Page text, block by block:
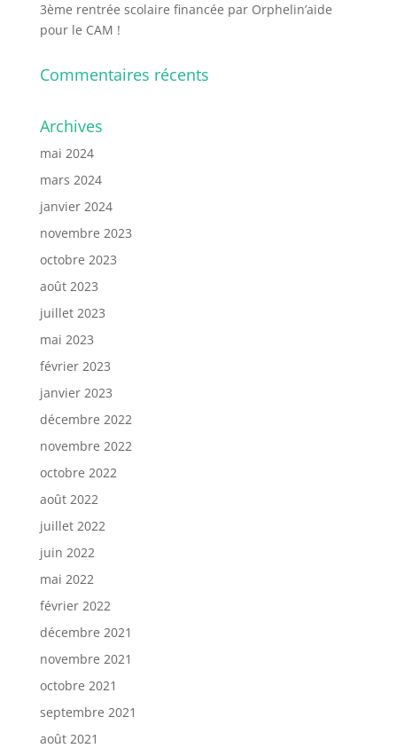
3ème rentrée scolaire financée par Orphelin’aide
pour le CAM !
Commentaires récents
Archives
mai 2024
mars 2024
janvier 2024
novembre 2023
octobre 2023
août 2023
juillet 2023
mai 2023
février 2023
janvier 2023
décembre 2022
novembre 2022
octobre 2022
août 2022
juillet 2022
juin 2022
mai 2022
février 2022
décembre 2021
novembre 2021
octobre 2021
septembre 2021
août 2021